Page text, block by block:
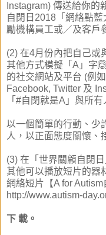
Instagram) 傳送給你
自閉日2018「網絡點
勵機構員工或／及客戶
(2) 在4月份內把自己或
其他方式模擬「A」字
的社交網站及平台 (例
Facebook, Twitter 及
「#自閉就是A」與所有
以一個簡單的行動、少
人，以正面態度關懷、
(3) 在「世界關顧自閉
其他可以播放短片的器
網絡短片【A for
http://www.autism-
下 載。